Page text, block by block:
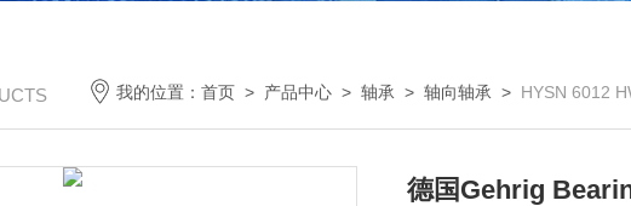
我的位置：首页 > 产品中心 >轴承 >轴向轴承 > HYSN 6012
德国Gehrig